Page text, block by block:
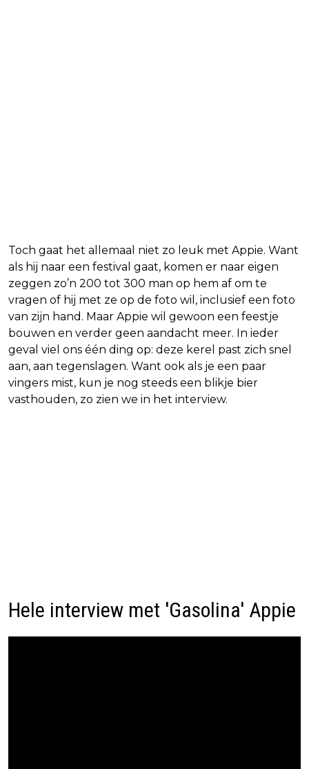
Toch gaat het allemaal niet zo leuk met Appie. Want
als hij naar een festival gaat, komen er naar eigen
zeggen zo’n 200 tot 300 man op hem af om te
vragen of hij met ze op de foto wil, inclusief een foto
van zijn hand. Maar Appie wil gewoon een feestje
bouwen en verder geen aandacht meer. In ieder
geval viel ons één ding op: deze kerel past zich snel
aan, aan tegenslagen. Want ook als je een paar
vingers mist, kun je nog steeds een blikje bier
vasthouden, zo zien we in het interview.
Hele interview met 'Gasolina' Appie